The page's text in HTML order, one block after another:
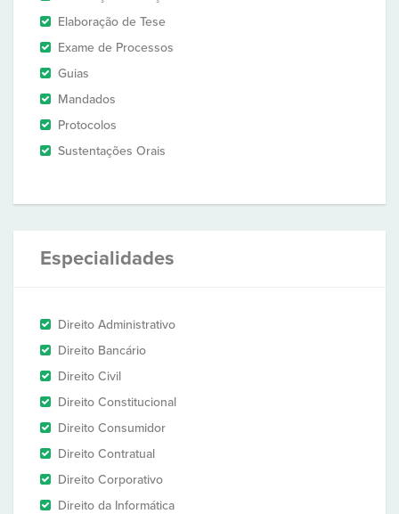
Elaboração de Tese
Exame de Processos
Guias
Mandados
Protocolos
Sustentações Orais
Especialidades
Direito Administrativo
Direito Bancário
Direito Civil
Direito Constitucional
Direito Consumidor
Direito Contratual
Direito Corporativo
Direito da Informática